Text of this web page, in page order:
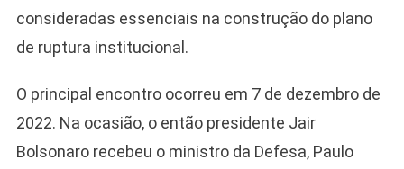
consideradas essenciais na construção do plano
de ruptura institucional.
O principal encontro ocorreu em 7 de dezembro de
2022. Na ocasião, o então presidente Jair
Bolsonaro recebeu o ministro da Defesa, Paulo